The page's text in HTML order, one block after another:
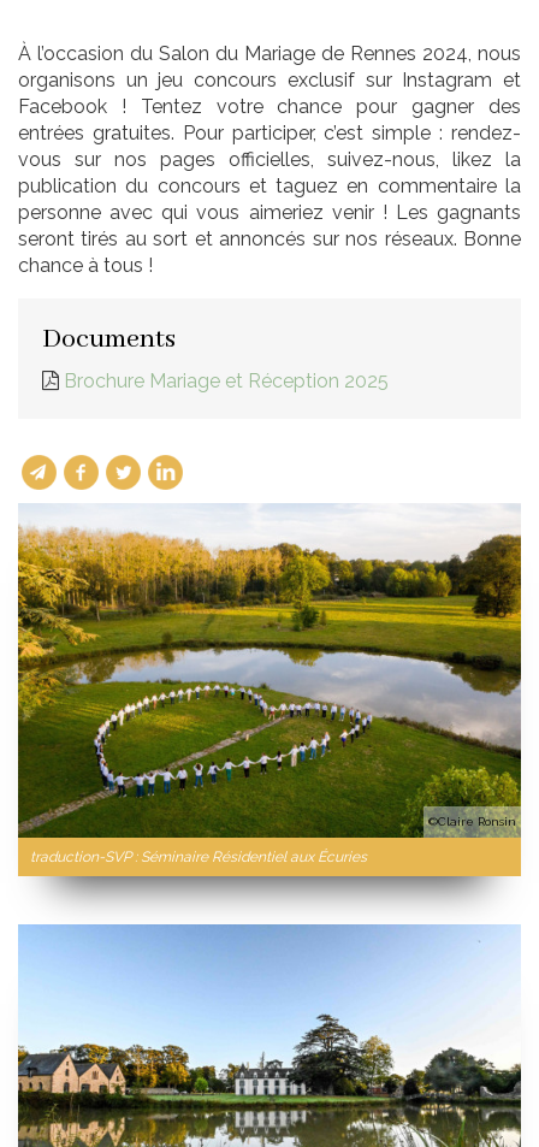
À l’occasion du Salon du Mariage de Rennes 2024, nous
organisons un jeu concours exclusif sur Instagram et
Facebook ! Tentez votre chance pour gagner des
entrées gratuites. Pour participer, c’est simple : rendez-
vous sur nos pages officielles, suivez-nous, likez la
publication du concours et taguez en commentaire la
personne avec qui vous aimeriez venir ! Les gagnants
seront tirés au sort et annoncés sur nos réseaux. Bonne
chance à tous !
Documents
Brochure Mariage et Réception 2025
traduction-SVP : Séminaire Résidentiel aux Écuries
©Claire Ronsin